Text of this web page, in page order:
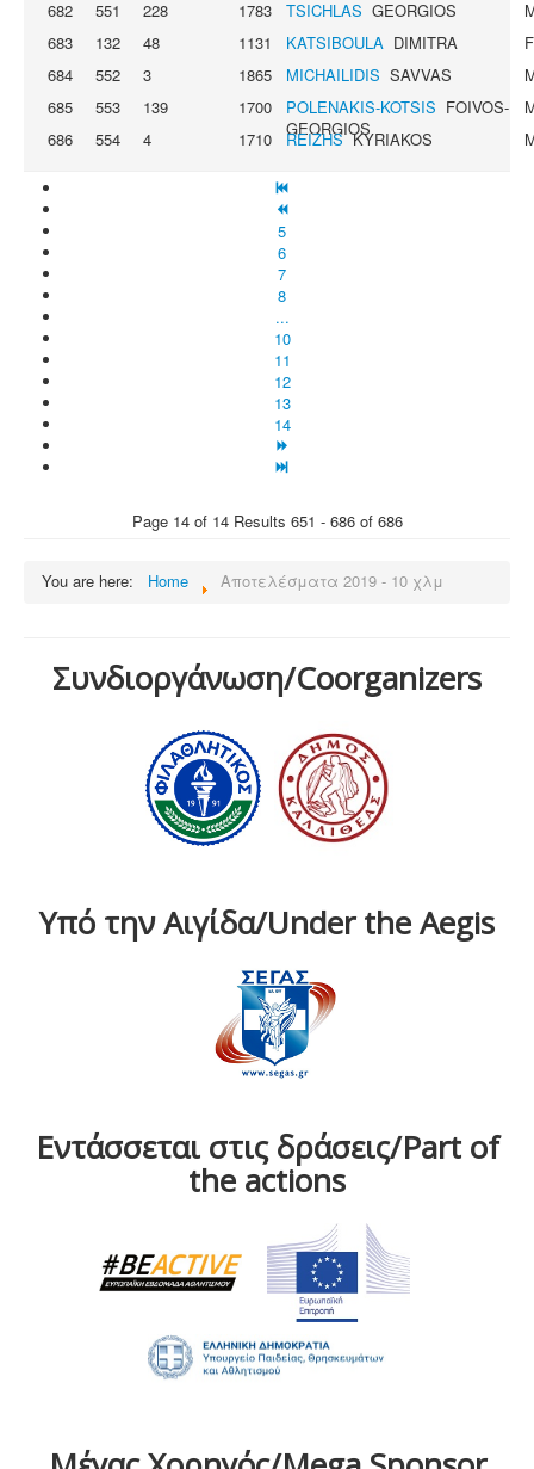
682
551 228 1783 TSICHLAS GEORGIOS
683
132 48 1131 KATSIBOULA DIMITRA
684
552 3 1865 MICHAILIDIS SAVVAS
685
553 139 1700 POLENAKIS-KOTSIS FOIVOS-
GEORGIOS
686
554 4 1710 REIZHSKYRIAKOS
5
6
7
8
...
10
11
12
13
14
Page 14 of 14 Results 651 - 686 of 686
You are here: Home Αποτελέσματα 2019 - 10 χλμ
Συνδιοργάνωση/Coorganizers
Υπό την Αιγίδα/Under the Aegis
Εντάσσεται στις δράσεις/Part of
the actions